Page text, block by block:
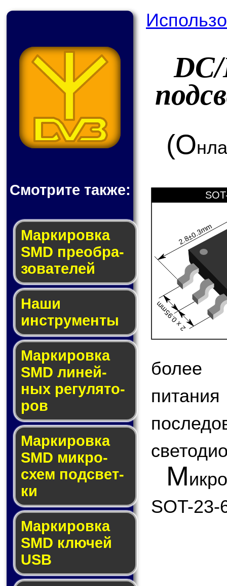
Смотрите также:
Мар­ки­ров­ка
SMD пре­об­ра­
зо­ва­те­лей
Наши
инструменты
Маркировка
SMD ли­ней­
ных ре­гу­ля­то­
ров
Маркировка
SMD мик­ро­
схем под­свет­
ки
Маркировка
SMD клю­чей
USB
(О
2.8±0.3mm
2 x 0.95mm
более
М
SOT-23-